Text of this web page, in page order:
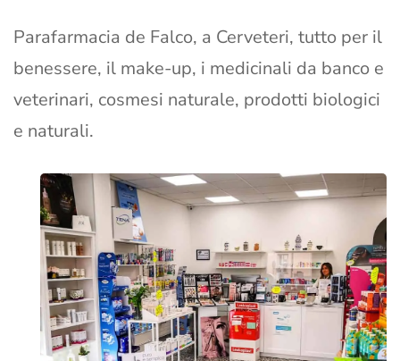
Parafarmacia de Falco, a Cerveteri, tutto per il
benessere, il make-up, i medicinali da banco e
veterinari, cosmesi naturale, prodotti biologici
e naturali.